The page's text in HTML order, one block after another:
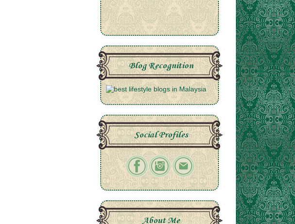
Blog Recognition
Social Profiles
About Me